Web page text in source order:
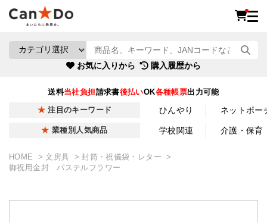
お気に入りから 購入履歴から
送料当社負担請求書後払いOK各種帳票出力可能
注目のキーワード ひんやり ネットポー
業種別人気商品 学校関連 介護・保育
HOME 文房具
封筒・祝儀袋・レター
御祝用金封 パステルフラワー